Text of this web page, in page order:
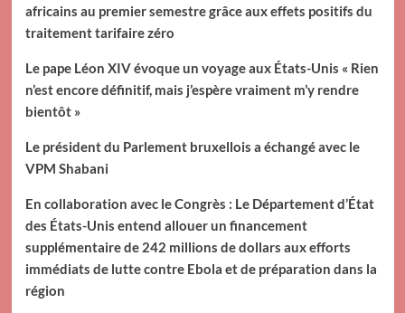
africains au premier semestre grâce aux effets positifs du
traitement tarifaire zéro
Le pape Léon XIV évoque un voyage aux États-Unis « Rien
n’est encore définitif, mais j’espère vraiment m’y rendre
bientôt »
Le président du Parlement bruxellois a échangé avec le
VPM Shabani
En collaboration avec le Congrès : Le Département d’État
des États-Unis entend allouer un financement
supplémentaire de 242 millions de dollars aux efforts
immédiats de lutte contre Ebola et de préparation dans la
région